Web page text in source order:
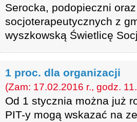
Serocka, podopieczni
socjoterapeutycznych z
wyszkowską Świetlicę
1 proc. dla organizacji
(Zam: 17.02.2016 r., godz.
Od 1 stycznia można już
PIT-y mogą wskazać na